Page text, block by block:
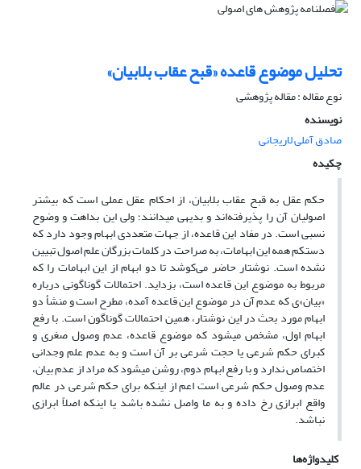
تحلیل موضوع قاعده «قبح عقاب بلابیان»
نوع مقاله : مقاله پژوهشی
نویسنده
صادق آملی لاریجانی
چکیده
حکم عقل به قبح عقاب بلابیان، از احکام عقل عملی است که بیشتر
اصولیان آن را پذیرفته‌اند و بدیهی می‍دانند؛ ولی این بداهت و وضوح
نسبی است. در مفاد این قاعده، از جهات متعددی ابهام وجود دارد که
دست‍کم همه این ابهامات، به صراحت در کلمات بزرگان علم اصول تبیین
نشده است. نوشتار حاضر می‌کوشد تا دو ابهام از این ابهامات را که
مربوط به موضوع این قاعده است، بزداید. احتمالات گوناگونی درباره
«بیان»ی که عدم آن در موضوع این قاعده آمده، مطرح است و منشأ دو
ابهام مورد بحث در این نوشتار، همین احتمالات گوناگون است. با رفع
ابهام اول، مشخص می‍شود که موضوع قاعده، عدم وصول صغری و
کبرای حکم شرعی یا حجت شرعی بر آن است و به عدم علم وجدانی
اختصاص ندارد و با رفع ابهام دوم، روشن می‍شود که مراد از عدم بیان،
عدم وصول حکم شرعی است اعم از اینکه برای حکم شرعی در عالم
واقع ابرازی رخ داده و به ما واصل نشده باشد یا اینکه اصلاً ابرازی
نباشد.
کلیدواژه‌ها